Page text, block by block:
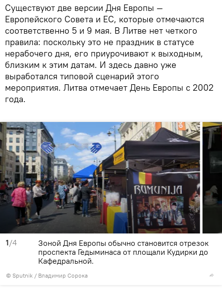
Существуют две версии Дня Европы —
Европейского Совета и ЕС, которые отмечаются
соответственно 5 и 9 мая. В Литве нет четкого
правила: поскольку это не праздник в статусе
нерабочего дня, его приурочивают к выходным,
близким к этим датам. И здесь давно уже
выработался типовой сценарий этого
мероприятия. Литва отмечает День Европы с 2002
года.
1/4
© Sputnik / Владимир Сорока
Зоной Дня Европы обычно становится отрезок
проспекта Гедыминаса от площали Кудирки до
Кафедральной.